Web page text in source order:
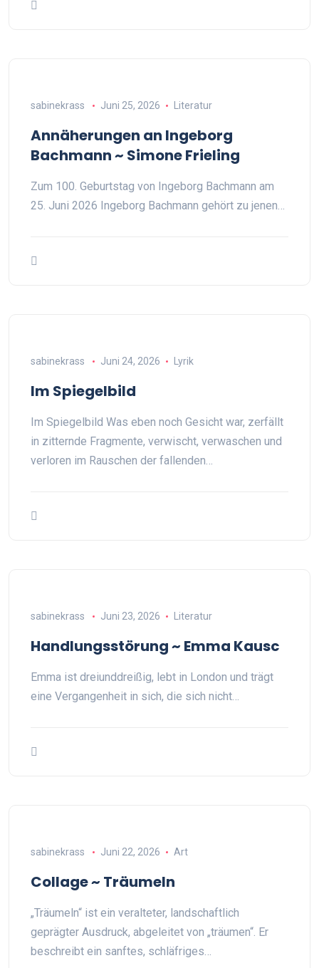
sabinekrass Juni 25, 2026 Literatur
Annäherungen an Ingeborg
Bachmann ~ Simone Frieling
Zum 100. Geburtstag von Ingeborg Bachmann am
25. Juni 2026 Ingeborg Bachmann gehört zu jenen…
sabinekrass Juni 24, 2026 Lyrik
Im Spiegelbild
Im Spiegelbild Was eben noch Gesicht war, zerfällt
in zitternde Fragmente, verwischt, verwaschen und
verloren im Rauschen der fallenden…
sabinekrass Juni 23, 2026 Literatur
Handlungsstörung ~ Emma Kausc
Emma ist dreiunddreißig, lebt in London und trägt
eine Vergangenheit in sich, die sich nicht…
sabinekrass Juni 22, 2026 Art
Collage ~ Träumeln
„Träumeln“ ist ein veralteter, landschaftlich
geprägter Ausdruck, abgeleitet von „träumen“. Er
beschreibt ein sanftes, schläfriges…